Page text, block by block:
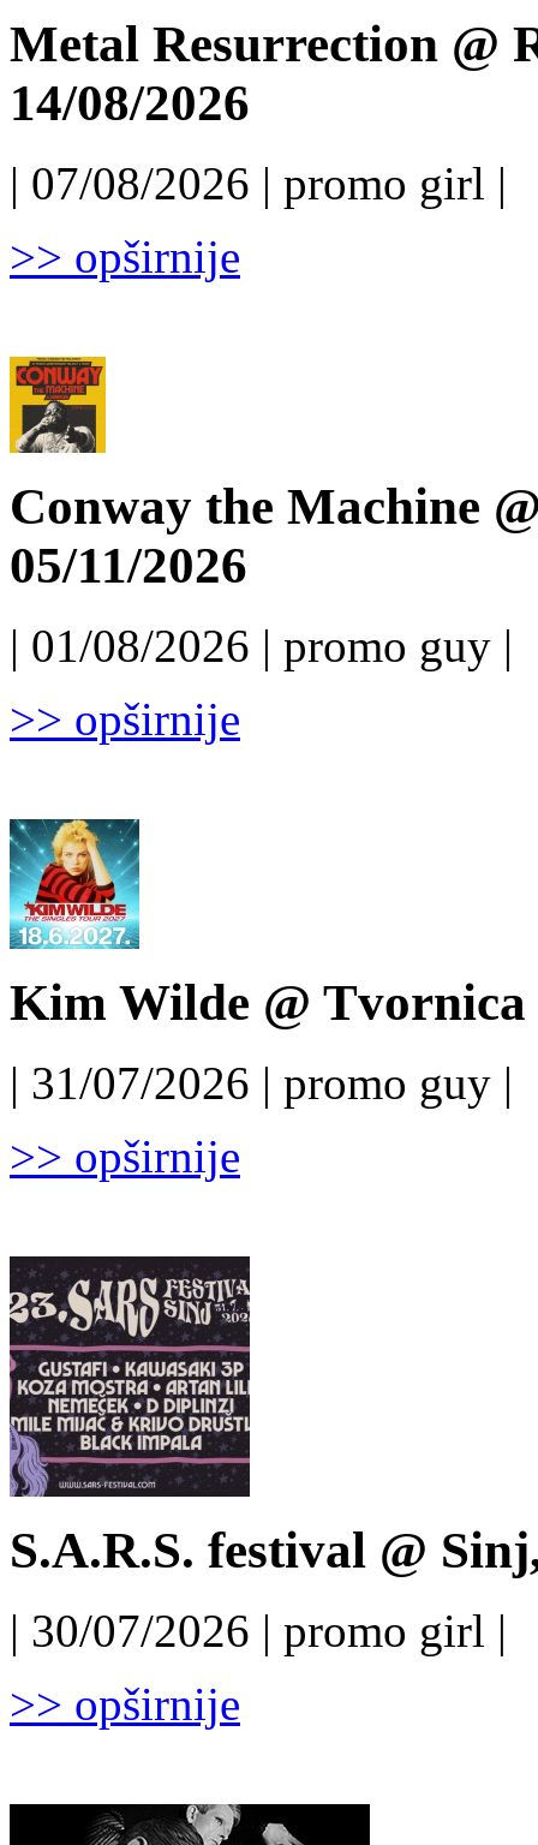
Metal Resurrection @
14/08/2026
| 07/08/2026 | promo girl |
>> opširnije
Conway the Machine
05/11/2026
| 01/08/2026 | promo guy |
>> opširnije
Kim Wilde @ Tvornica
| 31/07/2026 | promo guy |
>> opširnije
S.A.R.S. festival @
| 30/07/2026 | promo girl |
>> opširnije